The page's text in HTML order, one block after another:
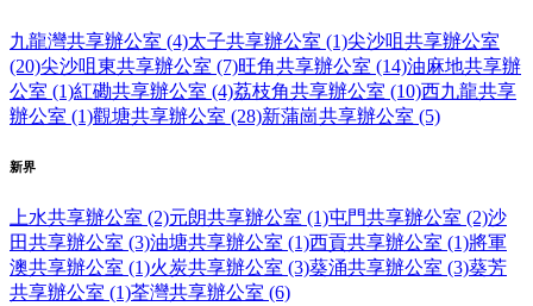
九龍灣共享辦公室 (4)太子共享辦公室 (1)尖沙咀共享辦公室
(20)尖沙咀東共享辦公室 (7)旺角共享辦公室 (14)油麻地共享辦
公室 (1)紅磡共享辦公室 (4)荔枝角共享辦公室 (10)西九龍共享
辦公室 (1)觀塘共享辦公室 (28)新蒲崗共享辦公室 (5)
新界
上水共享辦公室 (2)元朗共享辦公室 (1)屯門共享辦公室 (2)沙
田共享辦公室 (3)油塘共享辦公室 (1)西貢共享辦公室 (1)將軍
澳共享辦公室 (1)火炭共享辦公室 (3)葵涌共享辦公室 (3)葵芳
共享辦公室 (1)荃灣共享辦公室 (6)